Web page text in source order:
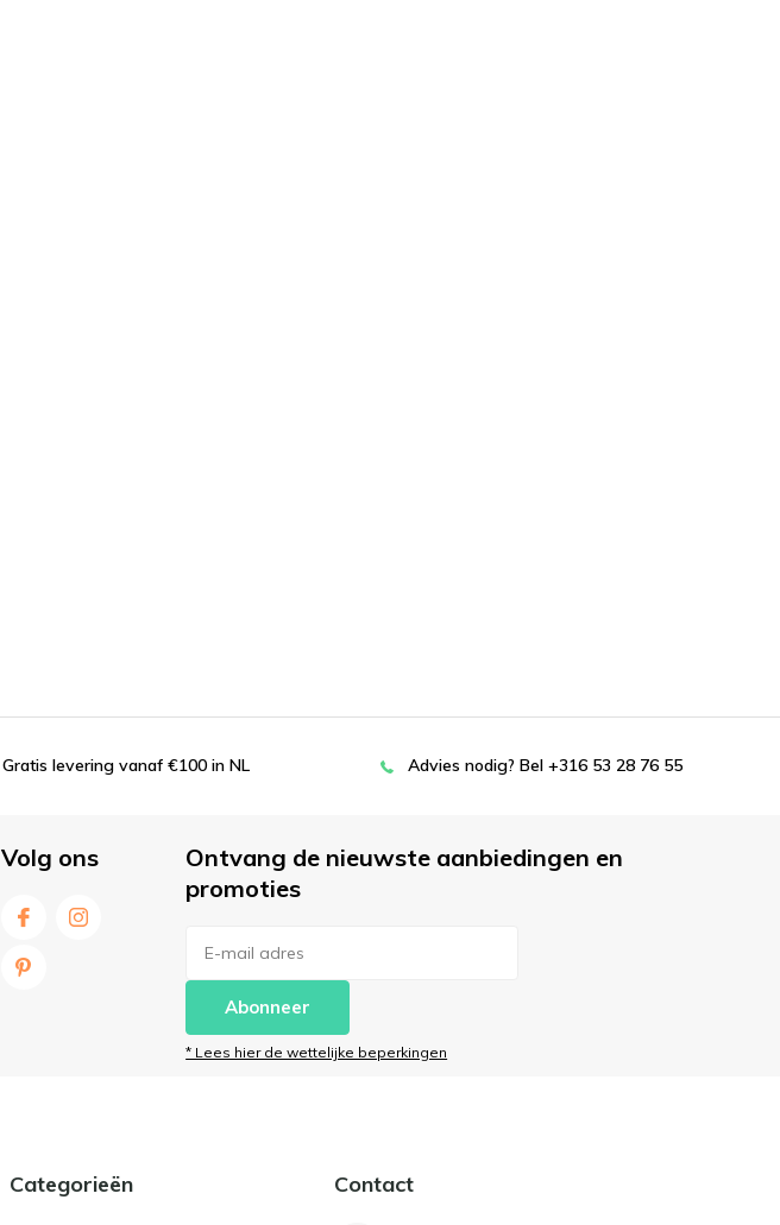
Gratis levering vanaf €100 in NL Advies nodig? Bel +316 53 28 76 55
Volg ons
Ontvang de nieuwste aanbiedingen en
promoties
Abonneer
* Lees hier de wettelijke beperkingen
Categorieën Contact